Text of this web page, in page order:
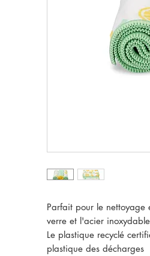
Parfait pour le nettoyage
verre et l'acier inoxydable
Le plastique recyclé
plastique des décharges